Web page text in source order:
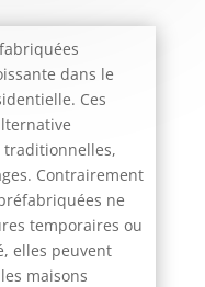
dans le
Ces
traditionnelles,
Contrairement
ne
temporaires ou
elles peuvent
maisons